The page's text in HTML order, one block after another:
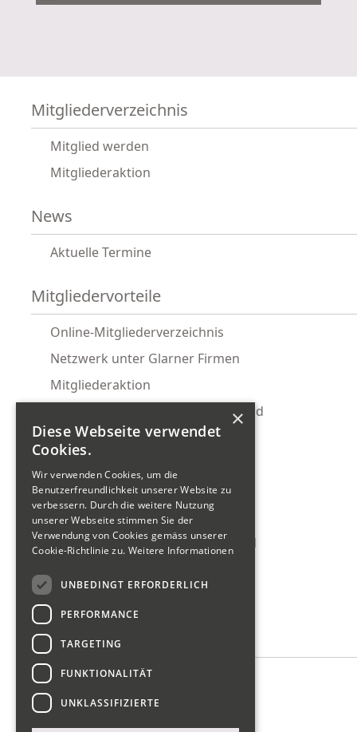
Mitgliederverzeichnis
Mitglied werden
Mitgliederaktion
News
Aktuelle Termine
Mitgliedervorteile
Online-Mitgliederverzeichnis
Netzwerk unter Glarner Firmen
Mitgliederaktion
Glarnermesse Gemeinschaftsstand
Ostwind Firmenabo
Wirtschaftsförderung
Tour de Gwärb Teilnahme
Schweizerischer Gewerbeverband
SIU Förderung KMU
Wer wir sind
Vorstand
Kontakt
×
Diese Webseite verwendet
Cookies.
Wir verwenden Cookies, um die
Benutzerfreundlichkeit unserer Website zu
verbessern. Durch die weitere Nutzung
unserer Webseite stimmen Sie der
Verwendung von Cookies gemäss unserer
Cookie-Richtlinie zu. Weitere Informationen
UNBEDINGT ERFORDERLICH
PERFORMANCE
TARGETING
FUNKTIONALITÄT
UNKLASSIFIZIERTE